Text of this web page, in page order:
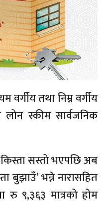
तथा निम्न वर्गीय
लोन स्कीम सार्वजनिक
सस्तो भएपछि अब
बुझाउँ’ भन्ने नारासहित
९,३६३ मात्रको होम